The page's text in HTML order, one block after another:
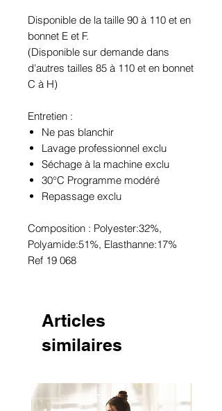
Disponible de la taille 90 à 110 et en
bonnet E et F.
(Disponible sur demande dans
d'autres tailles 85 à 110 et en bonnet
C à H)
Entretien :
Ne pas blanchir
Lavage professionnel exclu
Séchage à la machine exclu
30°C Programme modéré
Repassage exclu
Composition : Polyester:32%,
Polyamide:51%, Elasthanne:17%
Ref 19 068
Articles
similaires